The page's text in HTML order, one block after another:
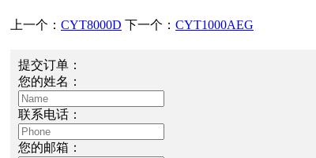
上一个： CYT8000D 下一个： CYT1000AEG
提交订单：
您的姓名：
联系电话：
您的邮箱：